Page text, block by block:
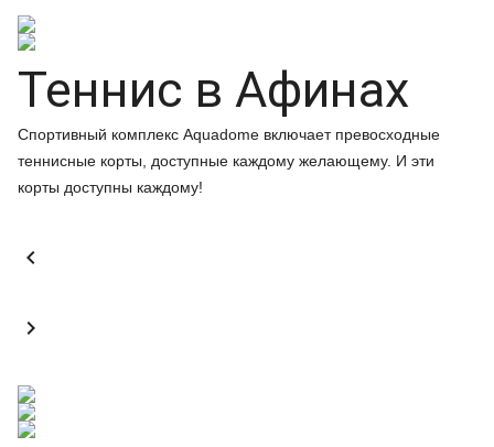
Теннис в Афинах
Спортивный комплекс Aquadome включает превосходные
теннисные корты, доступные каждому желающему. И эти
корты доступны каждому!

